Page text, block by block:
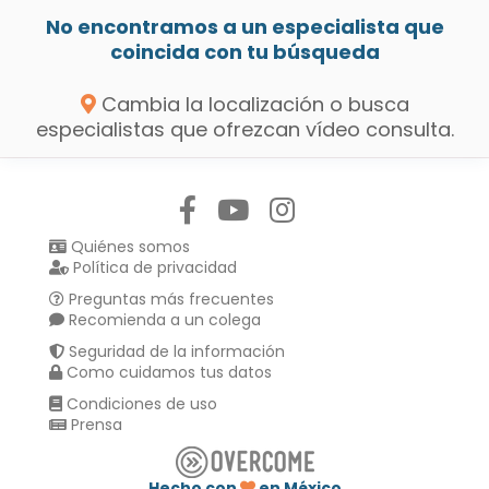
No encontramos a un especialista que
coincida con tu búsqueda
Cambia la localización o busca
especialistas que ofrezcan vídeo consulta.
Quiénes somos
Política de privacidad
Preguntas más frecuentes
Recomienda a un colega
Seguridad de la información
Como cuidamos tus datos
Condiciones de uso
Prensa